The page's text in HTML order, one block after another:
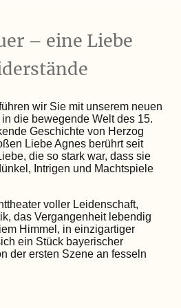
– eine Liebe
wir Sie mit unserem neuen
in die bewegende Welt des 15.
Geschichte von Herzog
Liebe Agnes berührt seit
die so stark war, dass sie
Intrigen und Machtspiele
voller Leidenschaft,
das Vergangenheit lebendig
Himmel, in einzigartiger
ein Stück bayerischer
der ersten Szene an fesseln